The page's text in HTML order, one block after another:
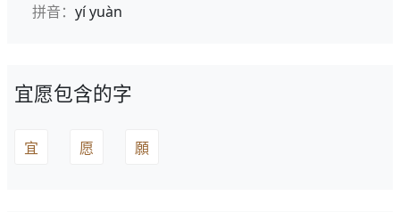
拼音： yí yuàn
宜愿包含的字
宜 愿 願